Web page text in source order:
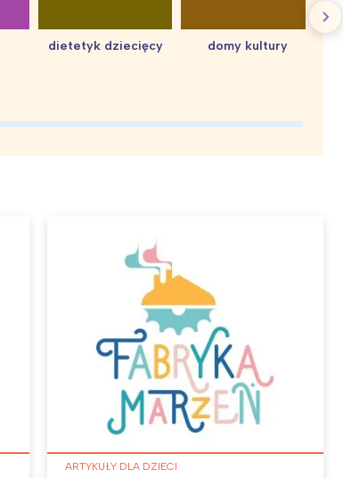
dietetyk dziecięcy
domy kultury
ARTYKUŁY DLA DZIECI